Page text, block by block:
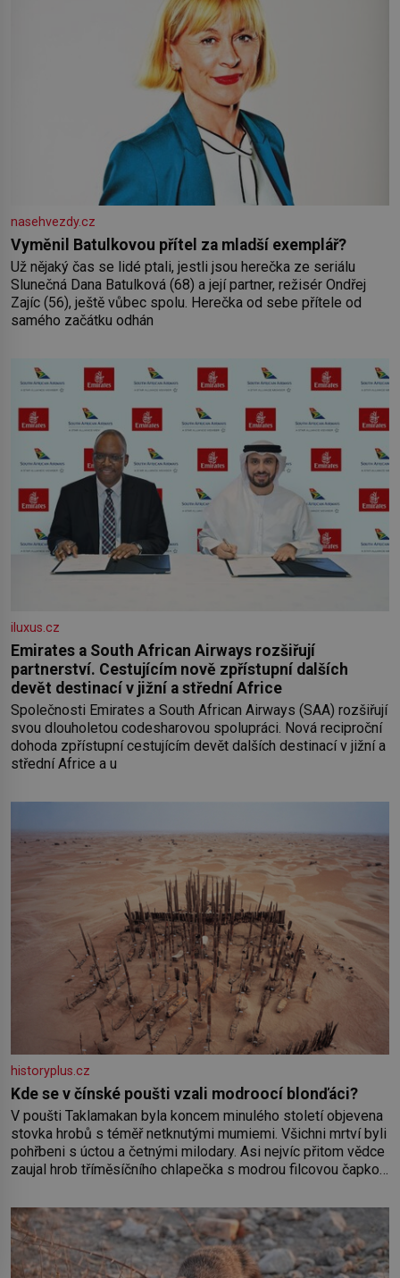
nasehvezdy.cz
Vyměnil Batulkovou přítel za mladší exemplář?
Už nějaký čas se lidé ptali, jestli jsou herečka ze seriálu
Slunečná Dana Batulková (68) a její partner, režisér Ondřej
Zajíc (56), ještě vůbec spolu. Herečka od sebe přítele od
samého začátku odhán
iluxus.cz
Emirates a South African Airways rozšiřují
partnerství. Cestujícím nově zpřístupní dalších
devět destinací v jižní a střední Africe
Společnosti Emirates a South African Airways (SAA) rozšiřují
svou dlouholetou codesharovou spolupráci. Nová reciproční
dohoda zpřístupní cestujícím devět dalších destinací v jižní a
střední Africe a u
historyplus.cz
Kde se v čínské poušti vzali modroocí blonďáci?
V poušti Taklamakan byla koncem minulého století objevena
stovka hrobů s téměř netknutými mumiemi. Všichni mrtví byli
pohřbeni s úctou a četnými milodary. Asi nejvíc přitom vědce
zaujal hrob tříměsíčního chlapečka s modrou filcovou čapkou,
nesmírně dobře zachovalá, přičítají odborníci zdejším
klimatickým podmínkám. Sucho, prosolené písky a extrémně